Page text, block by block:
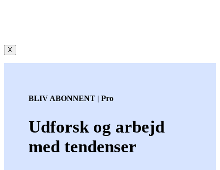
X
BLIV ABONNENT | Pro
Udforsk og arbejd
med tendenser